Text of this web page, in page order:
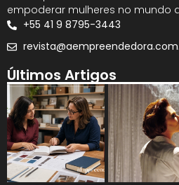
empoderar mulheres no mundo
+55 41 9 8795-3443
Últimos Artigos